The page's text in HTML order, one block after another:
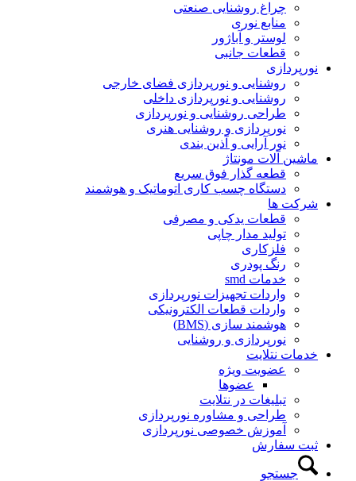
چراغ روشنایی صنعتی
منابع نوری
لوستر و آباژور
قطعات جانبی
نورپردازی
روشنایی و نورپردازی فضای خارجی
روشنایی و نورپردازی داخلی
طراحی روشنایی و نورپردازی
نورپردازی و روشنایی هنری
نور آرایی و آذین بندی
ماشین آلات مونتاژ
قطعه گذار فوق سریع
دستگاه چسب کاری اتوماتیک و هوشمند
شرکت ها
قطعات یدکی و مصرفی
تولید مدار چاپی
فلزکاری
رنگ پودری
خدمات smd
واردات تجهیزات نورپردازی
واردات قطعات الکترونیکی
هوشمند سازی (BMS)
نورپردازی و روشنایی
خدمات نتلایت
عضویت ویژه
عضوها
تبلیغات در نتلایت
طراحی و مشاوره نورپردازی
آموزش خصوصی نورپردازی
ثبت سفارش
جستجو